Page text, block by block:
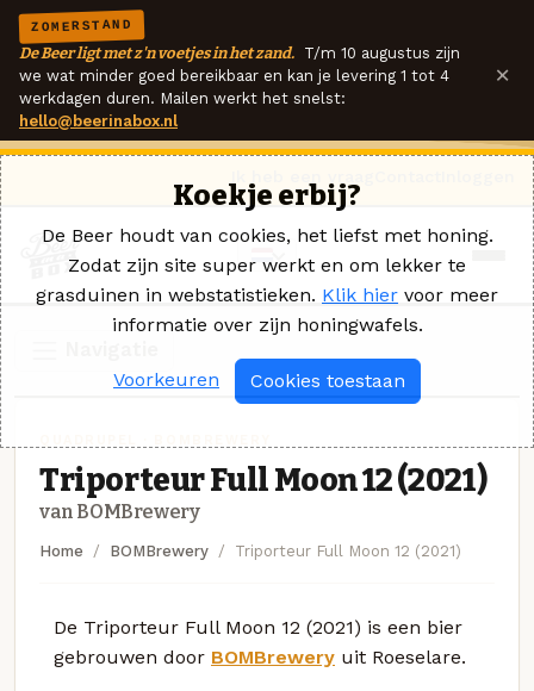
ZOMERSTAND
De Beer ligt met z'n voetjes in het zand. T/m 10 augustus zijn
we wat minder goed bereikbaar en kan je levering 1 tot 4
werkdagen duren. Mailen werkt het snelst:
hello@beerinabox.nl
×
Triporteur Full Moon 12 (2021)
van BOMBrewery
Home BOMBrewery Triporteur Full Moon 12 (2021)
De Triporteur Full Moon 12 (2021) is een bier
gebrouwen door BOMBrewery uit Roeselare.
Koekje erbij?
De Beer houdt van cookies, het liefst met honing.
Zodat zijn site super werkt en om lekker te
grasduinen in webstatistieken. Klik hier voor meer
informatie over zijn honingwafels.
Voorkeuren Cookies toestaan